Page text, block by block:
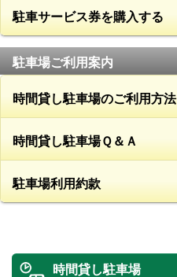
駐車サービス券を購入する
駐車場ご利用案内
時間貸し駐車場のご利用方法
時間貸し駐車場Ｑ＆Ａ
駐車場利用約款
時間貸し駐車場